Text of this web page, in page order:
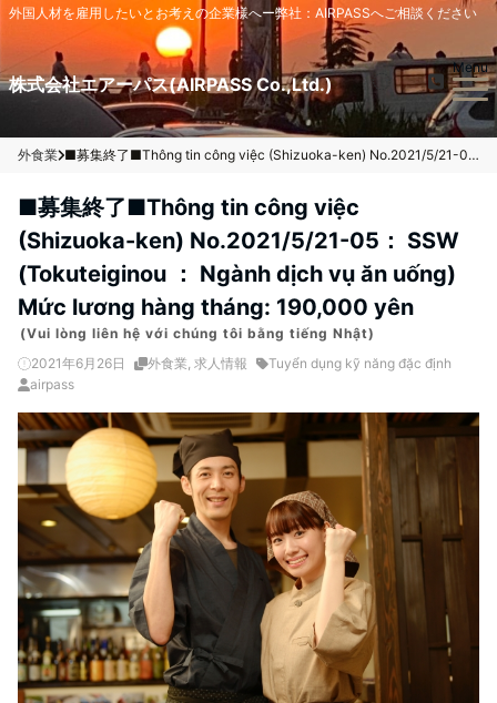
外国人材を雇用したいとお考えの企業様へー弊社：AIRPASSへご相談ください
株式会社エアーパス(AIRPASS Co.,Ltd.)
Menu
外食業 ■募集終了■Thông tin công việc (Shizuoka-ken) No.2021/5/21-05： SSW (Tokuteiginou ： Ngành dịch vụ ăn uống) Mức lương hàng tháng: 190,000 yên
■募集終了■Thông tin công việc
(Shizuoka-ken) No.2021/5/21-05： SSW
(Tokuteiginou ： Ngành dịch vụ ăn uống)
Mức lương hàng tháng: 190,000 yên
(Vui lòng liên hệ với chúng tôi bằng tiếng Nhật)
2021年6月26日
外食業, 求人情報
Tuyển dụng kỹ năng đặc định
airpass